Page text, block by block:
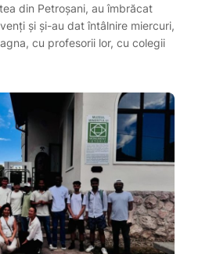
din Petroșani, au îmbrăcat
și și-au dat întâlnire miercuri,
cu profesorii lor, cu colegii